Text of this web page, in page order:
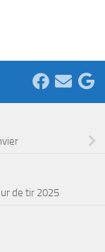
de tir 2025